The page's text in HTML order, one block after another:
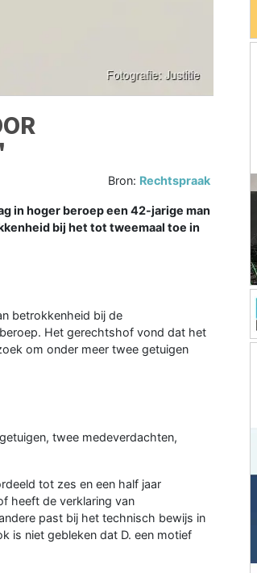
Bron: Rechtspraak
in hoger beroep een 42-jarige man
bij het tot tweemaal toe in
betrokkenheid bij de
Het gerechtshof vond dat het
om onder meer twee getuigen
twee medeverdachten,
tot zes en een half jaar
heeft de verklaring van
past bij het technisch bewijs in
is niet gebleken dat D. een motief